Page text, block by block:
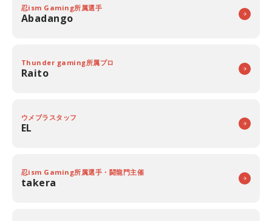
忍ism Gaming所属選手
Abadango
Thunder gaming所属プロ
Raito
ウメブラスタッフ
EL
忍ism Gaming所属選手・闘龍門主催
takera